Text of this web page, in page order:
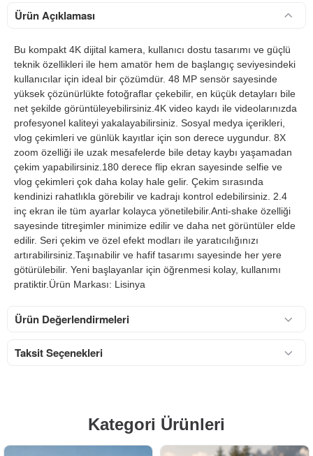
Ürün Açıklaması
Bu kompakt 4K dijital kamera, kullanıcı dostu tasarımı ve güçlü
teknik özellikleri ile hem amatör hem de başlangıç seviyesindeki
kullanıcılar için ideal bir çözümdür. 48 MP sensör sayesinde
yüksek çözünürlükte fotoğraflar çekebilir, en küçük detayları bile
net şekilde görüntüleyebilirsiniz.4K video kaydı ile videolarınızda
profesyonel kaliteyi yakalayabilirsiniz. Sosyal medya içerikleri,
vlog çekimleri ve günlük kayıtlar için son derece uygundur. 8X
zoom özelliği ile uzak mesafelerde bile detay kaybı yaşamadan
çekim yapabilirsiniz.180 derece flip ekran sayesinde selfie ve
vlog çekimleri çok daha kolay hale gelir. Çekim sırasında
kendinizi rahatlıkla görebilir ve kadrajı kontrol edebilirsiniz. 2.4
inç ekran ile tüm ayarlar kolayca yönetilebilir.Anti-shake özelliği
sayesinde titreşimler minimize edilir ve daha net görüntüler elde
edilir. Seri çekim ve özel efekt modları ile yaratıcılığınızı
artırabilirsiniz.Taşınabilir ve hafif tasarımı sayesinde her yere
götürülebilir. Yeni başlayanlar için öğrenmesi kolay, kullanımı
pratiktir.Ürün Markası: Lisinya
Ürün Değerlendirmeleri
Taksit Seçenekleri
Kategori Ürünleri